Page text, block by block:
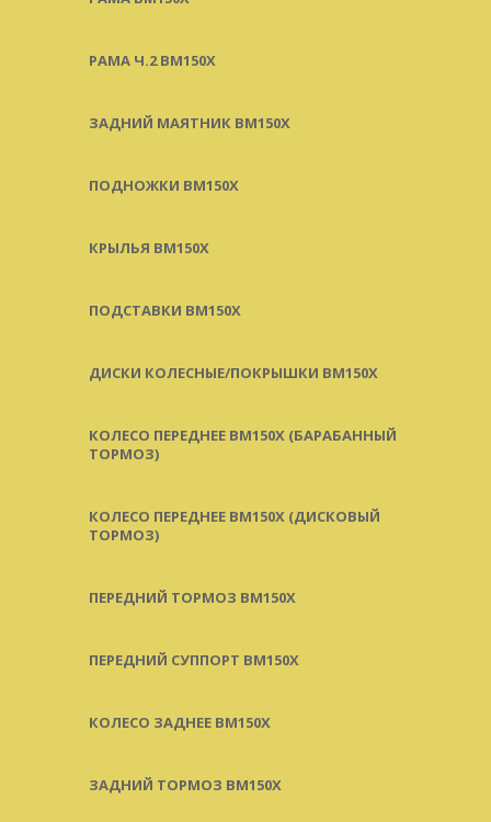
РАМА Ч.2 BM150X
ЗАДНИЙ МАЯТНИК BM150X
ПОДНОЖКИ BM150X
КРЫЛЬЯ BM150X
ПОДСТАВКИ BM150X
ДИСКИ КОЛЕСНЫЕ/ПОКРЫШКИ BM150X
КОЛЕСО ПЕРЕДНЕЕ BM150X (БАРАБАННЫЙ
ТОРМОЗ)
КОЛЕСО ПЕРЕДНЕЕ BM150X (ДИСКОВЫЙ
ТОРМОЗ)
ПЕРЕДНИЙ ТОРМОЗ BM150X
ПЕРЕДНИЙ СУППОРТ BM150X
КОЛЕСО ЗАДНЕЕ BM150X
ЗАДНИЙ ТОРМОЗ BM150X